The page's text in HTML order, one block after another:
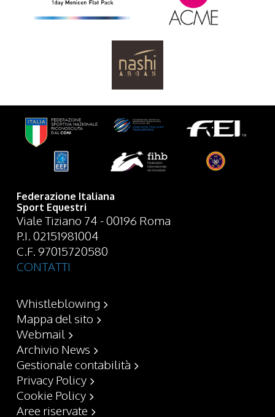
Federazione Italiana
Sport Equestri
Viale Tiziano 74 - 00196 Roma
P.I. 02151981004
C.F. 97015720580
CONTATTI
Whistleblowing
Mappa del sito
Webmail
Archivio News
Gestionale contabilità
Privacy Policy
Cookie Policy
Aree riservate